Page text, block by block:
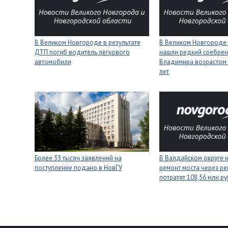
В Великом Новгороде в результате
ДТП погиб водитель легкового
автомобиля
В Великом Новгороде
нашли редкий
Владимира
лет
Более 33 тысяч заявлений на
поступление подано в НовГУ
В Валдайском округе
ремонт моста через
потратят 108,56 млн